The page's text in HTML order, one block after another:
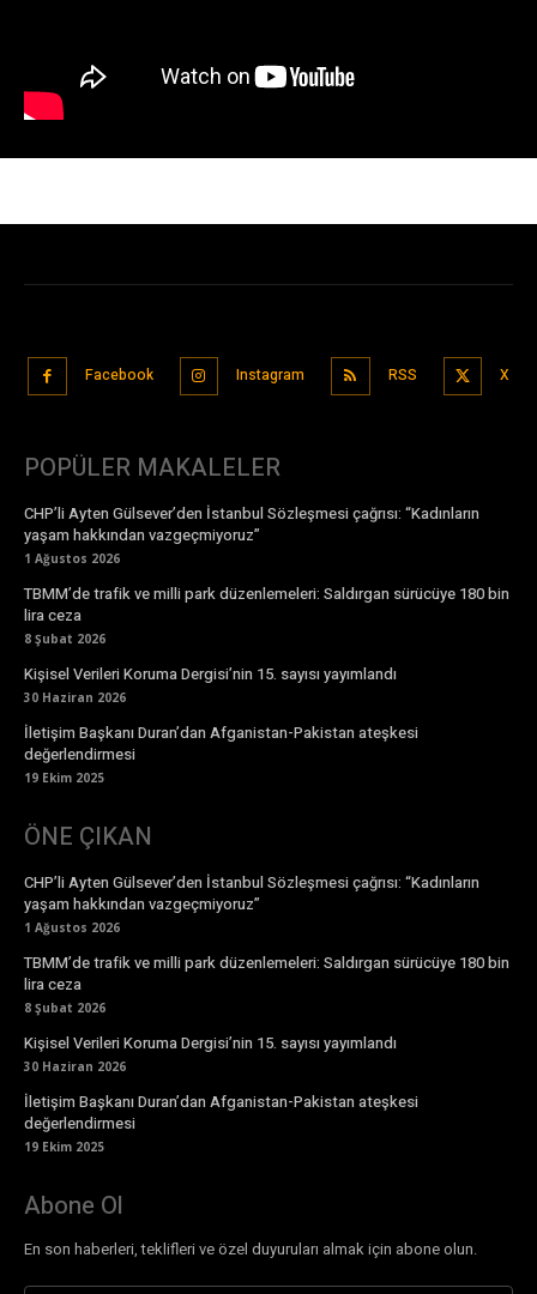
Facebook Instagram RSS X
POPÜLER MAKALELER
CHP’li Ayten Gülsever’den İstanbul Sözleşmesi çağrısı: “Kadınların
yaşam hakkından vazgeçmiyoruz”
1 Ağustos 2026
TBMM’de trafik ve milli park düzenlemeleri: Saldırgan sürücüye 180 bin
lira ceza
8 Şubat 2026
Kişisel Verileri Koruma Dergisi’nin 15. sayısı yayımlandı
30 Haziran 2026
İletişim Başkanı Duran’dan Afganistan-Pakistan ateşkesi
değerlendirmesi
19 Ekim 2025
ÖNE ÇIKAN
CHP’li Ayten Gülsever’den İstanbul Sözleşmesi çağrısı: “Kadınların
yaşam hakkından vazgeçmiyoruz”
1 Ağustos 2026
TBMM’de trafik ve milli park düzenlemeleri: Saldırgan sürücüye 180 bin
lira ceza
8 Şubat 2026
Kişisel Verileri Koruma Dergisi’nin 15. sayısı yayımlandı
30 Haziran 2026
İletişim Başkanı Duran’dan Afganistan-Pakistan ateşkesi
değerlendirmesi
19 Ekim 2025
Abone Ol
En son haberleri, teklifleri ve özel duyuruları almak için abone olun.